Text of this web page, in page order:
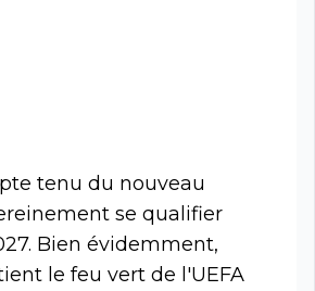
tenu du nouveau
se qualifier
Bien évidemment,
le feu vert de l'UEFA